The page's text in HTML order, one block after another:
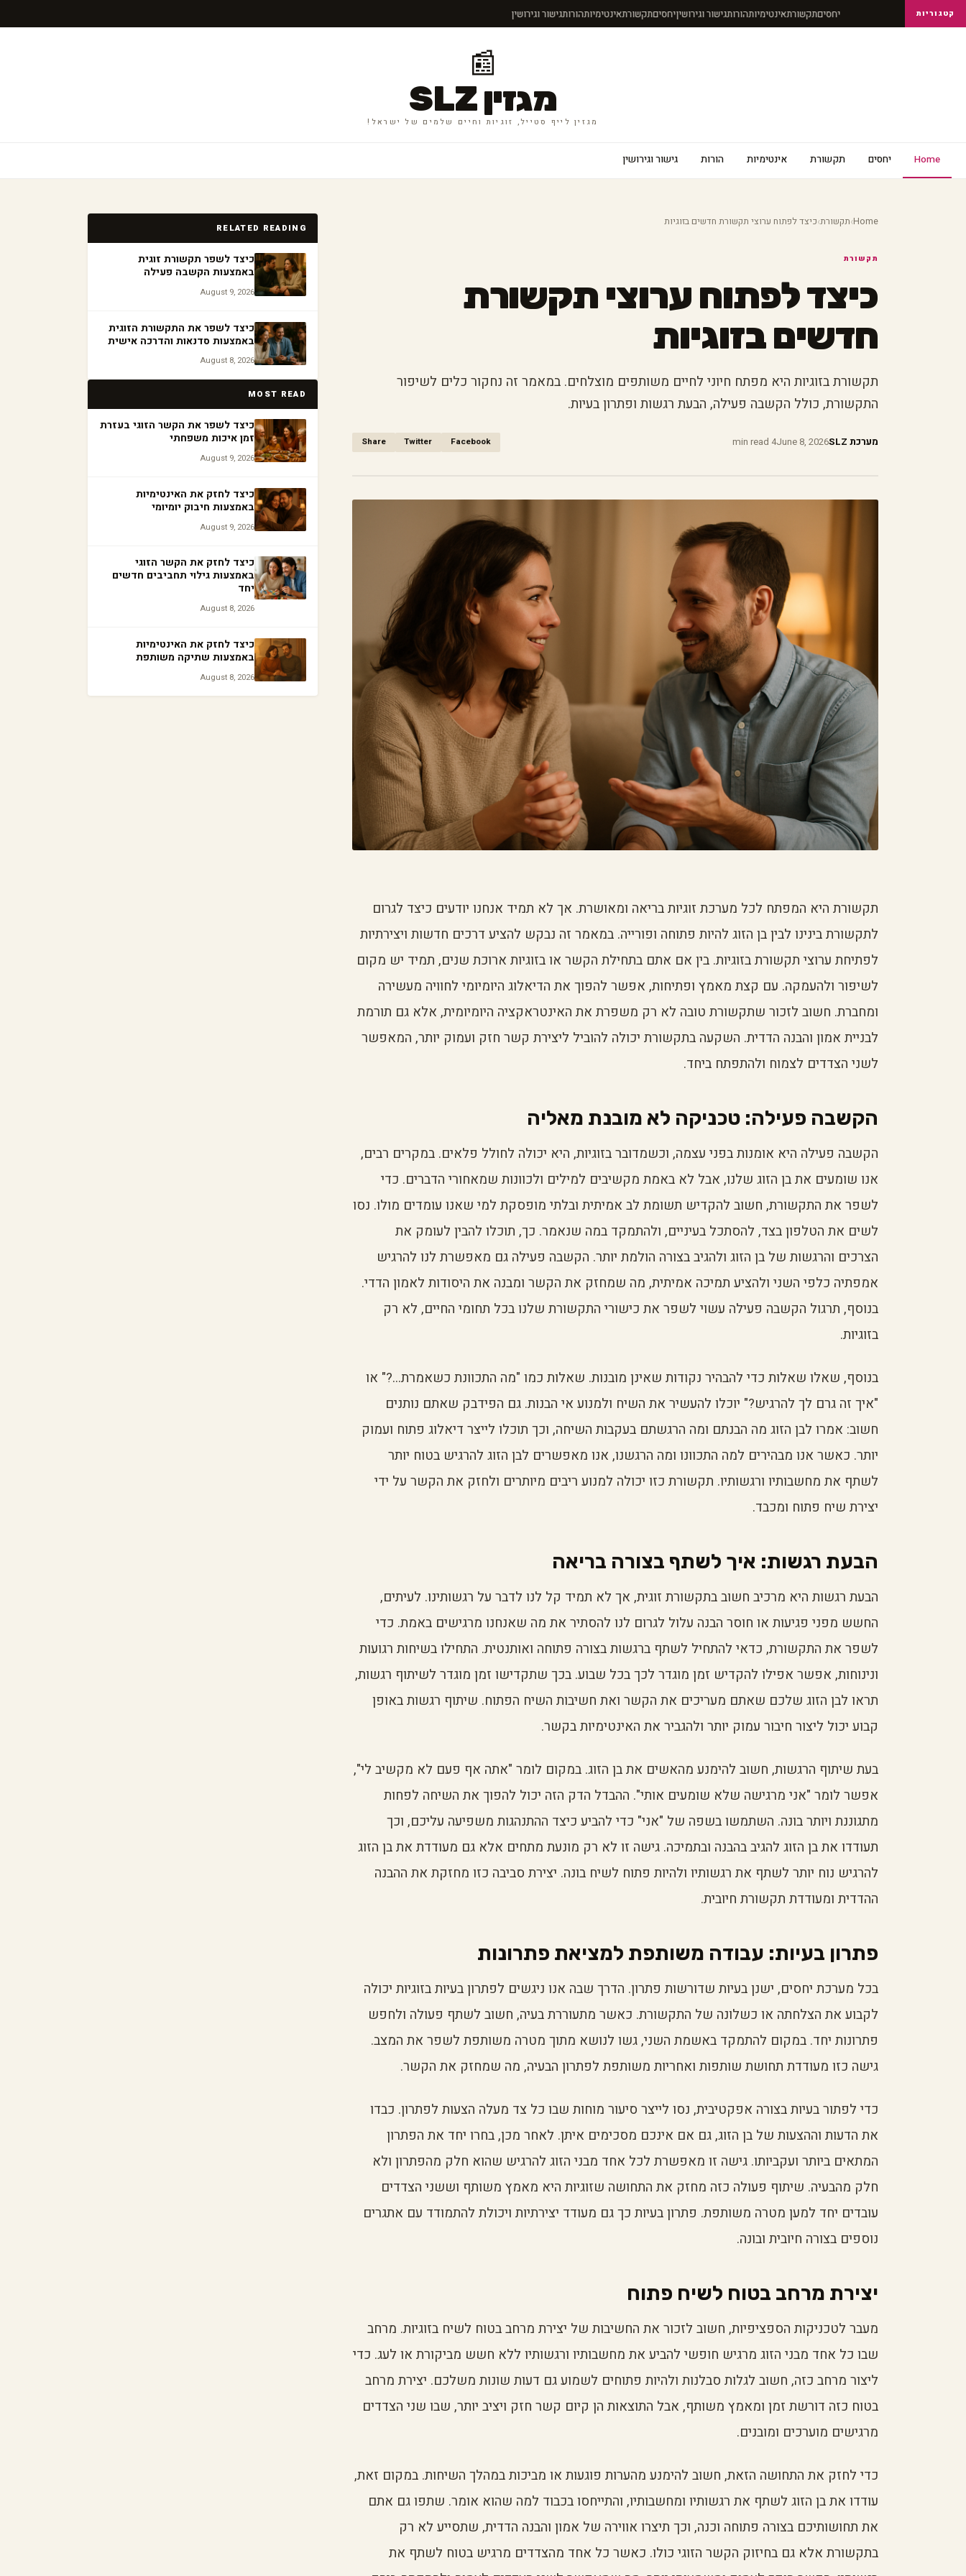
קטגוריות יחסיםתקשורתאינטימיותהורותגישור וגירושיןיחסיםתקשורתאינטימיותהורותגישור וגירושין
📰
מגזין SLZ
מגזין לייף סטייל, זוגיות וחיים שלמים של ישראל!
Home יחסים תקשורת אינטימיות הורות גישור וגירושין
Home
›תקשורת›כיצד לפתוח ערוצי תקשורת חדשים בזוגיות
תקשורת
כיצד לפתוח ערוצי תקשורת
חדשים בזוגיות
תקשורת בזוגיות היא מפתח חיוני לחיים משותפים מוצלחים. במאמר זה נחקור כלים לשיפור
התקשורת, כולל הקשבה פעילה, הבעת רגשות ופתרון בעיות.
מערכת SLZ June 8, 2026
4 min read
Facebook
Twitter
Share
תקשורת היא המפתח לכל מערכת זוגיות בריאה ומאושרת. אך לא תמיד אנחנו יודעים כיצד לגרום
לתקשורת בינינו לבין בן הזוג להיות פתוחה ופורייה. במאמר זה נבקש להציע דרכים חדשות ויצירתיות
לפתיחת ערוצי תקשורת בזוגיות. בין אם אתם בתחילת הקשר או בזוגיות ארוכת שנים, תמיד יש מקום
לשיפור ולהעמקה. עם קצת מאמץ ופתיחות, אפשר להפוך את הדיאלוג היומיומי לחוויה מעשירה
ומחברת. חשוב לזכור שתקשורת טובה לא רק משפרת את האינטראקציה היומיומית, אלא גם תורמת
לבניית אמון והבנה הדדית. השקעה בתקשורת יכולה להוביל ליצירת קשר חזק ועמוק יותר, המאפשר
לשני הצדדים לצמוח ולהתפתח ביחד.
הקשבה פעילה: טכניקה לא מובנת מאליה
הקשבה פעילה היא אומנות בפני עצמה, וכשמדובר בזוגיות, היא יכולה לחולל פלאים. במקרים רבים,
אנו שומעים את בן הזוג שלנו, אבל לא באמת מקשיבים למילים ולכוונות שמאחורי הדברים. כדי
לשפר את התקשורת, חשוב להקדיש תשומת לב אמיתית ובלתי מופסקת למי שאנו עומדים מולו. נסו
לשים את הטלפון בצד, להסתכל בעיניים, ולהתמקד במה שנאמר. כך, תוכלו להבין לעומק את
הצרכים והרגשות של בן הזוג ולהגיב בצורה הולמת יותר. הקשבה פעילה גם מאפשרת לנו להרגיש
אמפתיה כלפי השני ולהציע תמיכה אמיתית, מה שמחזק את הקשר ומבנה את היסודות לאמון הדדי.
בנוסף, תרגול הקשבה פעילה עשוי לשפר את כישורי התקשורת שלנו בכל תחומי החיים, לא רק
בזוגיות.
בנוסף, שאלו שאלות כדי להבהיר נקודות שאינן מובנות. שאלות כמו "מה התכוונת כשאמרת...?" או
"איך זה גרם לך להרגיש?" יוכלו להעשיר את השיח ולמנוע אי הבנות. גם הפידבק שאתם נותנים
חשוב: אמרו לבן הזוג מה הבנתם ומה הרגשתם בעקבות השיחה, וכך תוכלו לייצר דיאלוג פתוח ועמוק
יותר. כאשר אנו מבהירים למה התכוונו ומה הרגשנו, אנו מאפשרים לבן הזוג להרגיש בטוח יותר
לשתף את מחשבותיו ורגשותיו. תקשורת כזו יכולה למנוע ריבים מיותרים ולחזק את הקשר על ידי
יצירת שיח פתוח ומכבד.
הבעת רגשות: איך לשתף בצורה בריאה
הבעת רגשות היא מרכיב חשוב בתקשורת זוגית, אך לא תמיד קל לנו לדבר על רגשותינו. לעיתים,
החשש מפני פגיעות או חוסר הבנה עלול לגרום לנו להסתיר את מה שאנחנו מרגישים באמת. כדי
לשפר את התקשורת, כדאי להתחיל לשתף ברגשות בצורה פתוחה ואותנטית. התחילו בשיחות רגועות
ונינוחות, אפשר אפילו להקדיש זמן מוגדר לכך בכל שבוע. בכך שתקדישו זמן מוגדר לשיתוף רגשות,
תראו לבן הזוג שלכם שאתם מעריכים את הקשר ואת חשיבות השיח הפתוח. שיתוף רגשות באופן
קבוע יכול ליצור חיבור עמוק יותר ולהגביר את האינטימיות בקשר.
בעת שיתוף הרגשות, חשוב להימנע מהאשים את בן הזוג. במקום לומר "אתה אף פעם לא מקשיב לי",
אפשר לומר "אני מרגישה שלא שומעים אותי". ההבדל הדק הזה יכול להפוך את השיחה לפחות
מתגוננת ויותר בונה. השתמשו בשפה של "אני" כדי להביע כיצד ההתנהגות משפיעה עליכם, וכך
תעודדו את בן הזוג להגיב בהבנה ובתמיכה. גישה זו לא רק מונעת מתחים אלא גם מעודדת את בן הזוג
להרגיש נוח יותר לשתף את רגשותיו ולהיות פתוח לשיח בונה. יצירת סביבה כזו מחזקת את ההבנה
ההדדית ומעודדת תקשורת חיובית.
פתרון בעיות: עבודה משותפת למציאת פתרונות
בכל מערכת יחסים, ישנן בעיות שדורשות פתרון. הדרך שבה אנו ניגשים לפתרון בעיות בזוגיות יכולה
לקבוע את הצלחתה או כשלונה של התקשורת. כאשר מתעוררת בעיה, חשוב לשתף פעולה ולחפש
פתרונות יחד. במקום להתמקד באשמת השני, גשו לנושא מתוך מטרה משותפת לשפר את המצב.
גישה כזו מעודדת תחושת שותפות ואחריות משותפת לפתרון הבעיה, מה שמחזק את הקשר.
כדי לפתור בעיות בצורה אפקטיבית, נסו לייצר סיעור מוחות שבו כל צד מעלה הצעות לפתרון. כבדו
את הדעות וההצעות של בן הזוג, גם אם אינכם מסכימים איתן. לאחר מכן, בחרו יחד את הפתרון
המתאים ביותר ועקביותו. גישה זו מאפשרת לכל אחד מבני הזוג להרגיש שהוא חלק מהפתרון ולא
חלק מהבעיה. שיתוף פעולה כזה מחזק את התחושה שזוגיות היא מאמץ משותף וששני הצדדים
עובדים יחד למען מטרה משותפת. פתרון בעיות כך גם מעודד יצירתיות ויכולת להתמודד עם אתגרים
נוספים בצורה חיובית ובונה.
יצירת מרחב בטוח לשיח פתוח
מעבר לטכניקות הספציפיות, חשוב לזכור את החשיבות של יצירת מרחב בטוח לשיח בזוגיות. מרחב
שבו כל אחד מבני הזוג מרגיש חופשי להביע את מחשבותיו ורגשותיו ללא חשש מביקורת או לעג. כדי
ליצור מרחב כזה, חשוב לגלות סבלנות ולהיות פתוחים לשמוע גם דעות שונות משלכם. יצירת מרחב
בטוח כזה דורשת זמן ומאמץ משותף, אבל התוצאות הן קיום קשר חזק ויציב יותר, שבו שני הצדדים
מרגישים מוערכים ומובנים.
כדי לחזק את התחושה הזאת, חשוב להימנע מהערות פוגעות או מביכות במהלך השיחות. במקום זאת,
עודדו את בן הזוג לשתף את רגשותיו ומחשבותיו, והתייחסו בכבוד למה שהוא אומר. שתפו גם אתם
את תחושותיכם בצורה פתוחה וכנה, וכך תיצרו אווירה של אמון והבנה הדדית, שתסייע לא רק
בתקשורת אלא גם בחיזוק הקשר הזוגי כולו. כאשר כל אחד מהצדדים מרגיש בטוח לשתף את
RELATED READING
כיצד לשפר תקשורת זוגית
באמצעות הקשבה פעילה
August 9, 2026
כיצד לשפר את התקשורת הזוגית
באמצעות סדנאות והדרכה אישית
August 8, 2026
MOST READ
כיצד לשפר את הקשר הזוגי בעזרת
זמן איכות משפחתי
August 9, 2026
כיצד לחזק את האינטימיות
באמצעות חיבוק יומיומי
August 9, 2026
כיצד לחזק את הקשר הזוגי
באמצעות גילוי תחביבים חדשים
יחד
August 8, 2026
כיצד לחזק את האינטימיות
באמצעות שתיקה משותפת
August 8, 2026